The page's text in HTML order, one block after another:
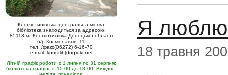
Костянтинівська центральна міська
бібліотека знаходиться за адресою:
85113 м. Костянтинівка Донецької області
б/р Космонавтів, 11
тел. /факс(06272) 6-16-70
e-mail: konstlib(dog)ukr.net
Літній графік роботи с 1 липня по 31 серпня:
бібліотека працює с 10:00 до 18:00. Вихідні -
Я люблю
18 травня